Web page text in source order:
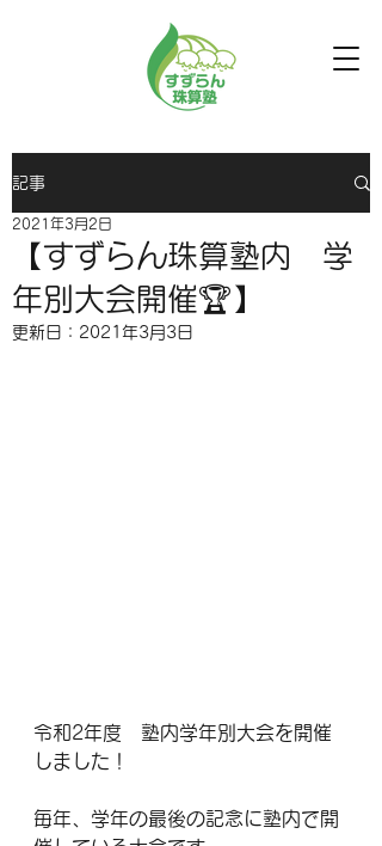
記事
【すずらん珠算塾内 学
年別大会開催🏆】
2021年3月2日
更新日： 2021年3月3日
令和2年度　塾内学年別大会を開催
しました！
毎年、学年の最後の記念に塾内で開